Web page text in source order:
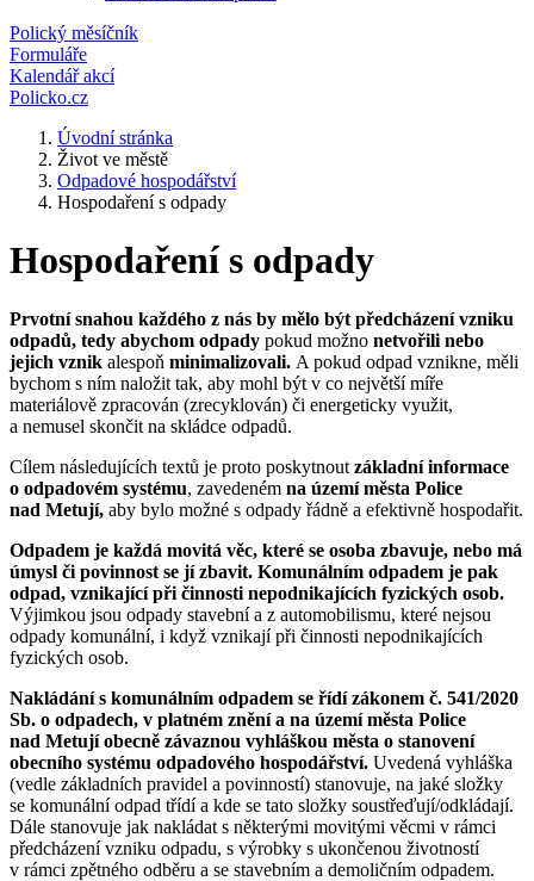
Polický měsíčník
Formuláře
Kalendář akcí
Policko.cz
Úvodní stránka
Život ve městě
Odpadové hospodářství
Hospodaření s odpady
Hospodaření s odpady
Prvotní snahou každého z nás by mělo být předcházení vzniku
odpadů, tedy abychom odpady pokud možno netvořili nebo
jejich vznik alespoň minimalizovali. A pokud odpad vznikne, měli
bychom s ním naložit tak, aby mohl být v co největší míře
materiálově zpracován (zrecyklován) či energeticky využit,
a nemusel skončit na skládce odpadů.
Cílem následujících textů je proto poskytnout základní informace
o odpadovém systému, zavedeném na území města Police
nad Metují, aby bylo možné s odpady řádně a efektivně hospodařit.
Odpadem je každá movitá věc, které se osoba zbavuje, nebo má
úmysl či povinnost se jí zbavit. Komunálním odpadem je pak
odpad, vznikající při činnosti nepodnikajících fyzických osob.
Výjimkou jsou odpady stavební a z automobilismu, které nejsou
odpady komunální, i když vznikají při činnosti nepodnikajících
fyzických osob.
Nakládání s komunálním odpadem se řídí zákonem č. 541/2020
Sb. o odpadech, v platném znění a na území města Police
nad Metujíobecně závaznou vyhláškou města o stanovení
obecního systému odpadového hospodářství. Uvedená vyhláška
(vedle základních pravidel a povinností) stanovuje, na jaké složky
se komunální odpad třídí a kde se tato složky soustřeďují/odkládají.
Dále stanovuje jak nakládat s některými movitými věcmi v rámci
předcházení vzniku odpadu, s výrobky s ukončenou životností
v rámci zpětného odběru a se stavebním a demoličním odpadem.